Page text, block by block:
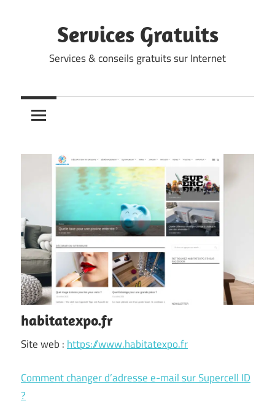
Services Gratuits
Services & conseils gratuits sur Internet
habitatexpo.fr
Site web : https://www.habitatexpo.fr
Comment changer d’adresse e-mail sur Supercell ID
?